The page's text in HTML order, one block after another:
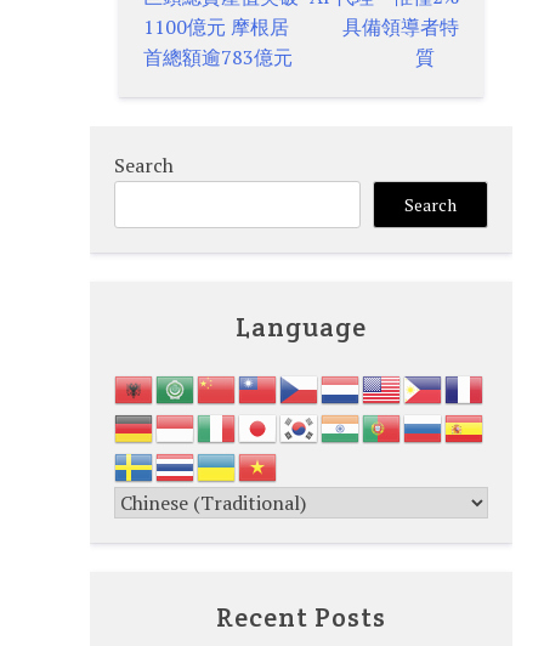
navigation
1100億元 摩根居
首總額逾783億元
具備領導者特
質
Search
Search
Language
Recent Posts